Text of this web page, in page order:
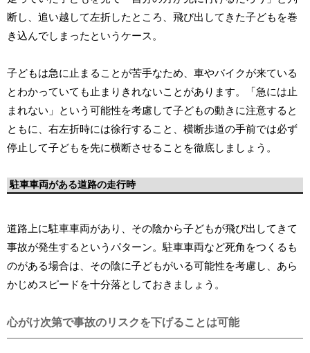
断し、追い越して左折したところ、飛び出してきた子どもを巻
き込んでしまったというケース。
子どもは急に止まることが苦手なため、車やバイクが来ている
とわかっていても止まりきれないことがあります。「急には止
まれない」という可能性を考慮して子どもの動きに注意すると
ともに、右左折時には徐行すること、横断歩道の手前では必ず
停止して子どもを先に横断させることを徹底しましょう。
駐車車両がある道路の走行時
道路上に駐車車両があり、その陰から子どもが飛び出してきて
事故が発生するというパターン。駐車車両など死角をつくるも
のがある場合は、その陰に子どもがいる可能性を考慮し、あら
かじめスピードを十分落としておきましょう。
心がけ次第で事故のリスクを下げることは可能